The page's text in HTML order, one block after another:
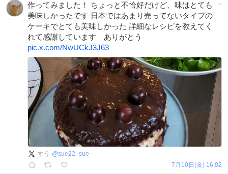
作ってみました！ ちょっと不恰好だけど、味はとても
美味しかったです 日本ではあまり売ってないタイプの
ケーキでとても美味しかった 詳細なレシピを教えてく
れて感謝しています ありがとう
pic.x.com/NwUCkJ3J63
すう @sue22_sue
7月10日(金) 16:02